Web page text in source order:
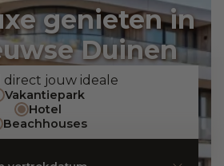
genieten in
Duinen
direct jouw ideale
Vakantiepark
Hotel
Beachhouses